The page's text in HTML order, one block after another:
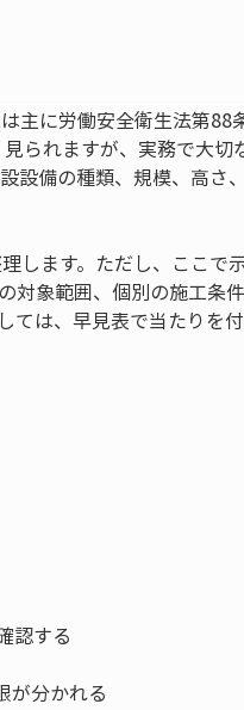
主に労働安全衛生法第88
られますが、実務で大切
設備の種類、規模、高さ
します。ただし、ここで
対象範囲、個別の施工条
ては、早見表で当たりを